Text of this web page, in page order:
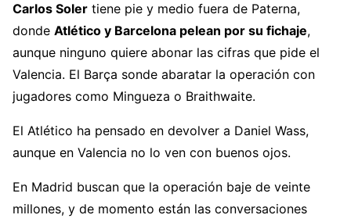
Carlos Soler tiene pie y medio fuera de Paterna,
donde Atlético y Barcelona pelean por su fichaje,
aunque ninguno quiere abonar las cifras que pide el
Valencia. El Barça sonde abaratar la operación con
jugadores como Mingueza o Braithwaite.
El Atlético ha pensado en devolver a Daniel Wass,
aunque en Valencia no lo ven con buenos ojos.
En Madrid buscan que la operación baje de veinte
millones, y de momento están las conversaciones